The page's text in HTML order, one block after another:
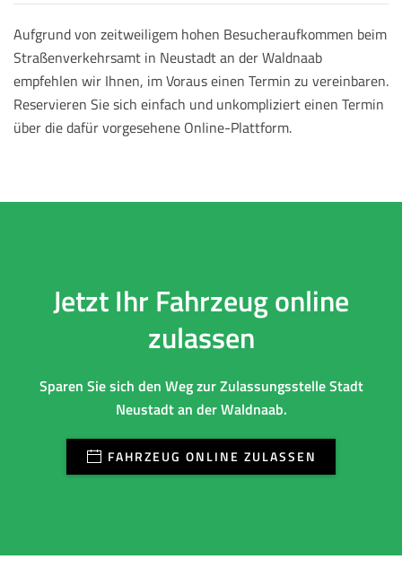
Aufgrund von zeitweiligem hohen Besucheraufkommen beim
Straßenverkehrsamt in Neustadt an der Waldnaab
empfehlen wir Ihnen, im Voraus einen Termin zu vereinbaren.
Reservieren Sie sich einfach und unkompliziert einen Termin
über die dafür vorgesehene Online-Plattform.
Jetzt Ihr Fahrzeug online
zulassen
Sparen Sie sich den Weg zur Zulassungsstelle Stadt
Neustadt an der Waldnaab.
FAHRZEUG ONLINE ZULASSEN